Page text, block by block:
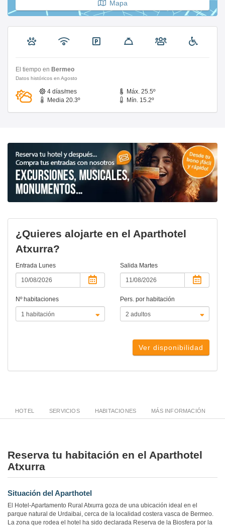
Mapa
El tiempo en Bermeo
Datos históricos en Agosto
4 días/mes
Máx. 25.5º
Media 20.3º
Mín. 15.2º
¿Quieres alojarte en el Aparthotel
Atxurra?
Entrada Lunes Salida Martes
Nº habitaciones Pers. por habitación
Ver disponibilidad
HOTEL SERVICIOS HABITACIONES MÁS INFORMACIÓN
Reserva tu habitación en el Aparthotel
Atxurra
Situación del Aparthotel
El Hotel-Apartamento Rural Atxurra goza de una ubicación ideal en el
parque natural de Urdaibai, cerca de la localidad costera vasca de Bermeo.
La zona que rodea el hotel ha sido declarada Reserva de la Biosfera por la